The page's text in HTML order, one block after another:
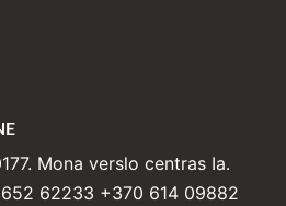
Mona verslo centras Ia.
62233 +370 614 09882